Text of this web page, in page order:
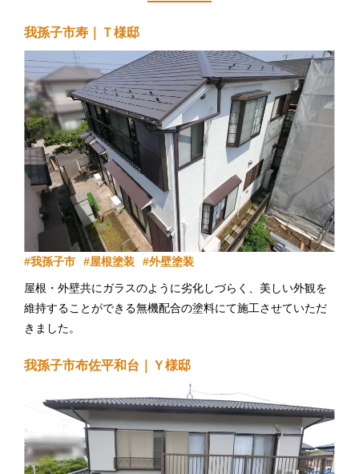
我孫子市寿｜Ｔ様邸
我孫子市 屋根塗装 外壁塗装
屋根・外壁共にガラスのように劣化しづらく、美しい外観を
維持することができる無機配合の塗料にて施工させていただ
きました。
ます。明るいホワイトでとても洗練された雰囲気の佇まいで
「石井建装さんに頼んで良かったです。」とのお言葉もいた
だき、大変嬉しく思います。
今後は定期点検でアフターフォローもさせていただきますの
で、引き続き何卒よろしくお願い申し上げます。
我孫子市布佐平和台｜Ｙ様邸